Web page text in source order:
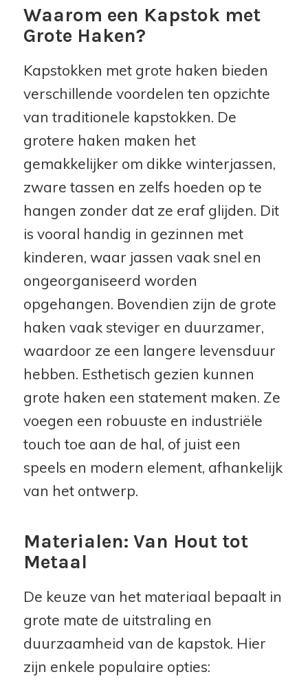
Waarom een Kapstok met
Grote Haken?
Kapstokken met grote haken bieden
verschillende voordelen ten opzichte
van traditionele kapstokken. De
grotere haken maken het
gemakkelijker om dikke winterjassen,
zware tassen en zelfs hoeden op te
hangen zonder dat ze eraf glijden. Dit
is vooral handig in gezinnen met
kinderen, waar jassen vaak snel en
ongeorganiseerd worden
opgehangen. Bovendien zijn de grote
haken vaak steviger en duurzamer,
waardoor ze een langere levensduur
hebben. Esthetisch gezien kunnen
grote haken een statement maken. Ze
voegen een robuuste en industriële
touch toe aan de hal, of juist een
speels en modern element, afhankelijk
van het ontwerp.
Materialen: Van Hout tot
Metaal
De keuze van het materiaal bepaalt in
grote mate de uitstraling en
duurzaamheid van de kapstok. Hier
zijn enkele populaire opties: